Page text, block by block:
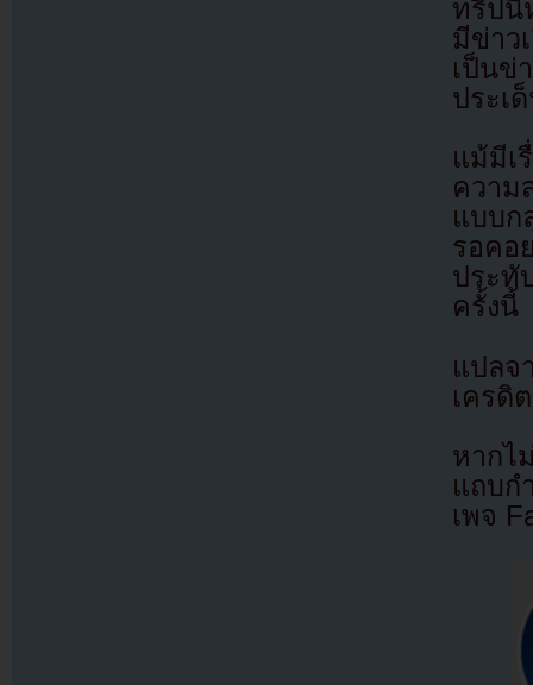
ทริปนี้
มีข่าว
เป็นข่
ประเ
แม้มีเ
ความ
แบบก
รอคอ
ประทั
ครั้งนี้
แปล
เครดิ
หากไ
แถบก
เพจ